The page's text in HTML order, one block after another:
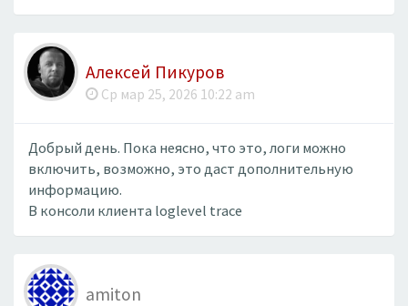
Алексей Пикуров
Ср мар 25, 2026 10:22 am
Добрый день. Пока неясно, что это, логи можно
включить, возможно, это даст дополнительную
информацию.
В консоли клиента loglevel trace
amiton